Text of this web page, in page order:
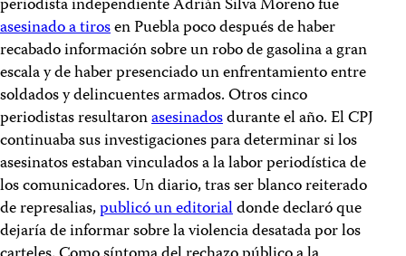
periodista independiente Adrián Silva Moreno fue
asesinado a tirosen Puebla poco después de haber
recabado información sobre un robo de gasolina a gran
escala y de haber presenciado un enfrentamiento entre
soldados y delincuentes armados. Otros cinco
periodistas resultaronasesinadosdurante el año. El CPJ
continuaba sus investigaciones para determinar si los
asesinatos estaban vinculados a la labor periodística de
los comunicadores. Un diario, tras ser blanco reiterado
de represalias,publicó un editorialdonde declaró que
dejaría de informar sobre la violencia desatada por los